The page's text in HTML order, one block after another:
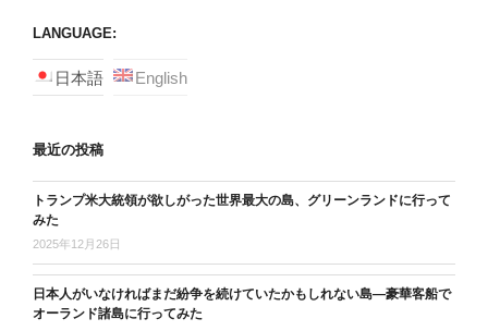
LANGUAGE:
日本語 English
最近の投稿
トランプ米大統領が欲しがった世界最大の島、グリーンランドに行って
みた
2025年12月26日
日本人がいなければまだ紛争を続けていたかもしれない島―豪華客船で
オーランド諸島に行ってみた